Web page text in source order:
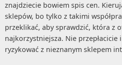
znajdziecie bowiem spis cen.
sklepów, bo tylko z takimi
przeklikać, aby sprawdzić, która z
najkorzystniejsza. Nie
ryzykować z nieznanym sklepem